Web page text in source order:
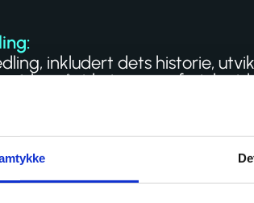
inkludert dets historie,
påvirkninger og
av dry needling, både
dry needling og hvordan
plausibilitet, og hvordan det